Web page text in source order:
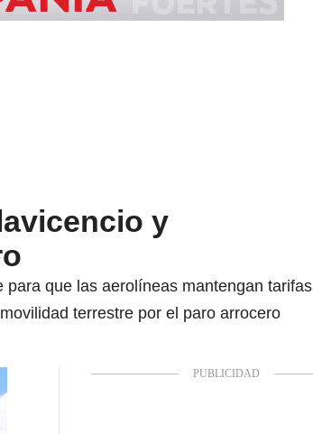
y
que las aerolíneas mantengan tarifas
terrestre por el paro arrocero